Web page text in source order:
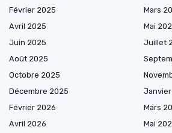
Février 2025
Mars
Avril 2025
Mai
Juin 2025
Juillet
Août 2025
Octobre 2025
Décembre 2025
Février 2026
Mars
Avril 2026
Mai